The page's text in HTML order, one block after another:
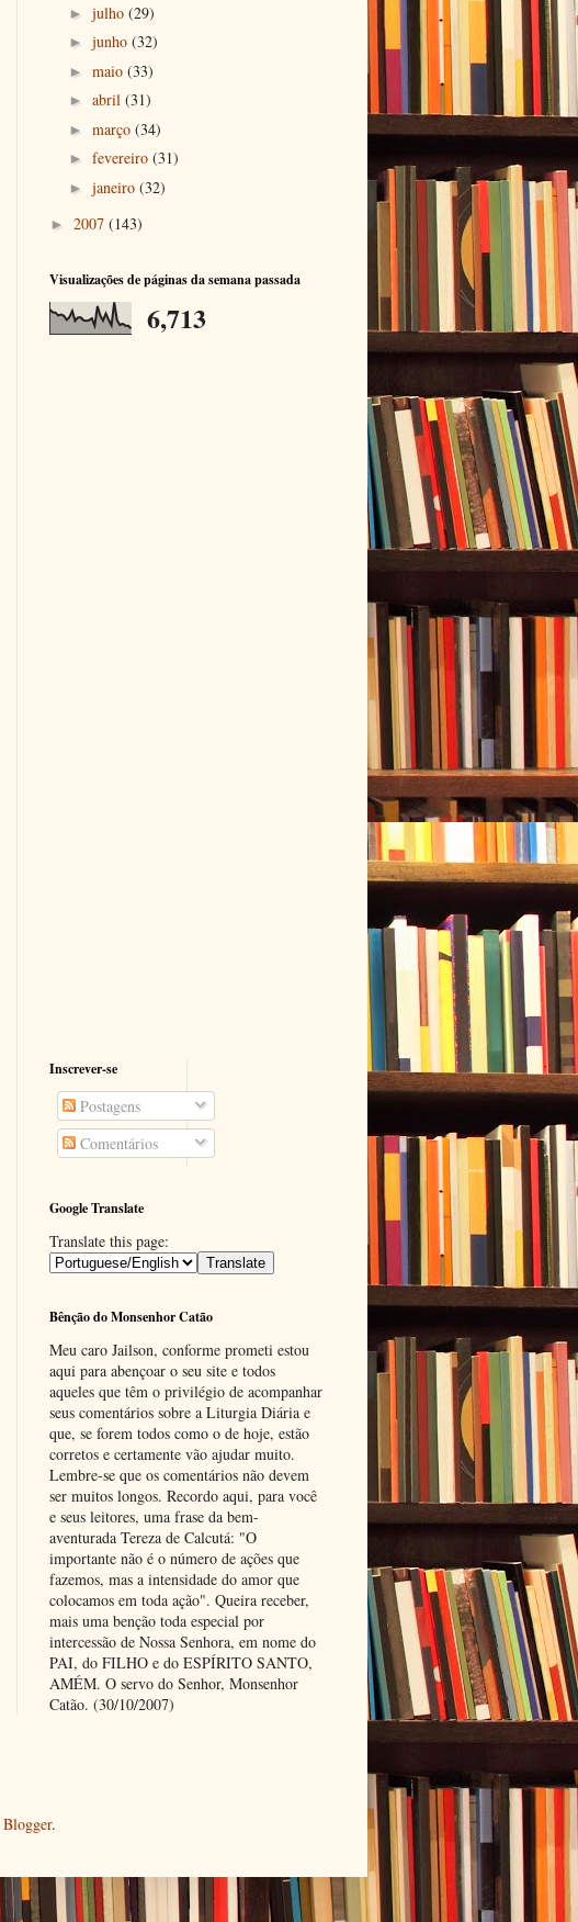
► julho (29)
► junho (32)
► maio (33)
► abril (31)
► março (34)
► fevereiro (31)
► janeiro (32)
► 2007 (143)
Visualizações de páginas da semana passada
6,713
Inscrever-se
Postagens
Comentários
Google Translate
Translate this page:
Bênção do Monsenhor Catão
Meu caro Jailson, conforme prometi estou
aqui para abençoar o seu site e todos
aqueles que têm o privilégio de acompanhar
seus comentários sobre a Liturgia Diária e
que, se forem todos como o de hoje, estão
corretos e certamente vão ajudar muito.
Lembre-se que os comentários não devem
ser muitos longos. Recordo aqui, para você
e seus leitores, uma frase da bem-
aventurada Tereza de Calcutá: "O
importante não é o número de ações que
fazemos, mas a intensidade do amor que
colocamos em toda ação". Queira receber,
mais uma benção toda especial por
intercessão de Nossa Senhora, em nome do
PAI, do FILHO e do ESPÍRITO SANTO,
AMÉM. O servo do Senhor, Monsenhor
Catão. (30/10/2007)
Blogger.